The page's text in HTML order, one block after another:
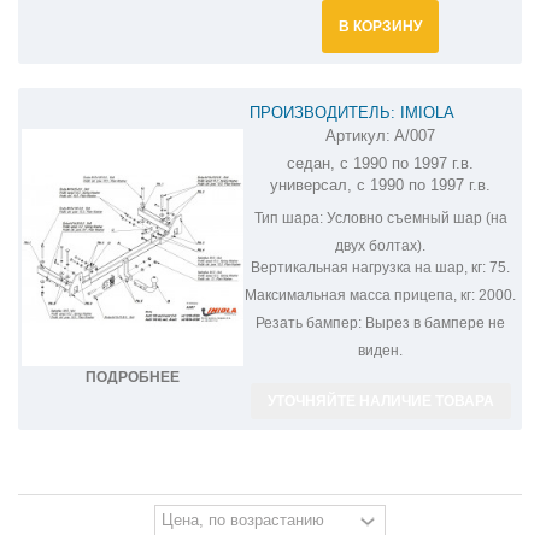
В КОРЗИНУ
ПОДРОБНЕЕ
ПРОИЗВОДИТЕЛЬ: IMIOLA
ФАРКОП НА AUDI 100 A/007
Артикул: A/007
седан, с 1990 по 1997 г.в.
универсал, с 1990 по 1997 г.в.
Тип шара:Условно съемный шар (на
двух болтах).
Вертикальная нагрузка на шар, кг: 75.
Максимальная масса прицепа, кг: 2000.
Резать бампер: Вырез в бампере не
виден.